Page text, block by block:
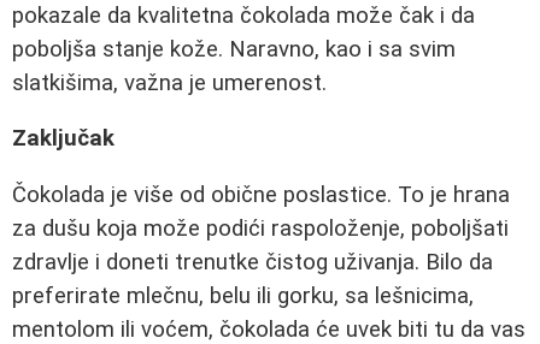
pokazale da kvalitetna čokolada može čak i da
poboljša stanje kože. Naravno, kao i sa svim
slatkišima, važna je umerenost.
Zaključak
Čokolada je više od obične poslastice. To je hrana
za dušu koja može podići raspoloženje, poboljšati
zdravlje i doneti trenutke čistog uživanja. Bilo da
preferirate mlečnu, belu ili gorku, sa lešnicima,
mentolom ili voćem, čokolada će uvek biti tu da vas